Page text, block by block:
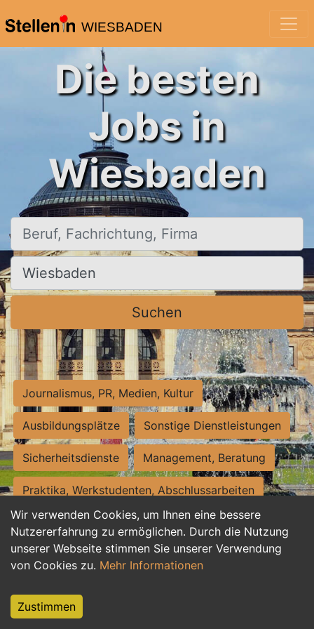
WIESBADEN
Wir verwenden Cookies, um Ihnen eine bessere
Nutzererfahrung zu ermöglichen. Durch die Nutzung
unserer Webseite stimmen Sie unserer Verwendung
von Cookies zu. Mehr Informationen
Zustimmen
Die besten
Jobs in
Wiesbaden
Beruf, Fachrichtung, Firma
Ort, Stadt
Suchen
Journalismus, PR, Medien, Kultur
Ausbildungsplätze Sonstige Dienstleistungen
Sicherheitsdienste Management, Beratung
Praktika, Werkstudenten, Abschlussarbeiten
Personalwesen Assistenz, Sekretariat
Hilfskräfte, Aushilfs- und Nebenjobs
Weiterbildung, Studium, duale Ausbildung